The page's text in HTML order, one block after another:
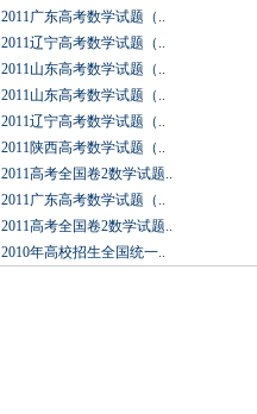
2011广东高考数学试题（..
2011辽宁高考数学试题（..
2011山东高考数学试题（..
2011山东高考数学试题（..
2011辽宁高考数学试题（..
2011陕西高考数学试题（..
2011高考全国卷2数学试题..
2011广东高考数学试题（..
2011高考全国卷2数学试题..
2010年高校招生全国统一..